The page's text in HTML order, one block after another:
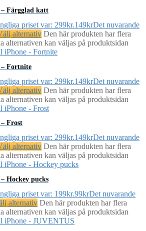
Färgglad katt
priset var: 299kr.149krDet nuvarande
alternativ Den här produkten har flera
alternativen kan väljas på produktsidan
Fortnite
priset var: 299kr.149krDet nuvarande
alternativ Den här produkten har flera
alternativen kan väljas på produktsidan
Frost
priset var: 299kr.149krDet nuvarande
alternativ Den här produkten har flera
alternativen kan väljas på produktsidan
Hockey pucks
priset var: 199kr.99krDet nuvarande
alternativ Den här produkten har flera
alternativen kan väljas på produktsidan